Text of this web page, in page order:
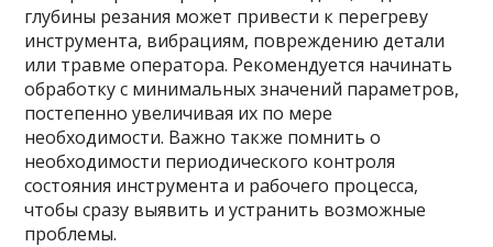
глубины резания может привести к перегреву
инструмента, вибрациям, повреждению детали
или травме оператора. Рекомендуется начинать
обработку с минимальных значений параметров,
постепенно увеличивая их по мере
необходимости. Важно также помнить о
необходимости периодического контроля
состояния инструмента и рабочего процесса,
чтобы сразу выявить и устранить возможные
проблемы.